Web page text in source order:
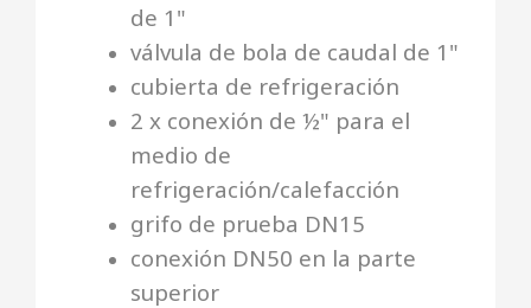
de 1"
válvula de bola de caudal de 1"
cubierta de refrigeración
2 x conexión de ½" para el
medio de
refrigeración/calefacción
grifo de prueba DN15
conexión DN50 en la parte
superior